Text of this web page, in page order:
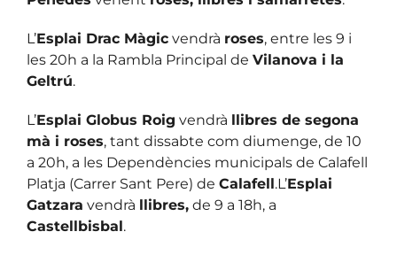
L’Esplai Drac Màgic vendrà roses, entre les 9 i
les 20h a la Rambla Principal de Vilanova i la
Geltrú.
L’Esplai Globus Roig vendrà llibres de segona
mà i roses, tant dissabte com diumenge, de 10
a 20h, a les Dependències municipals de Calafell
Platja (Carrer Sant Pere) de Calafell.L’Esplai
Gatzara vendrà llibres, de 9 a 18h, a
Castellbisbal.